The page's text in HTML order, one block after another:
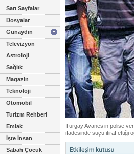
Sarı Sayfalar
Dosyalar
Günaydın
Televizyon
Astroloji
Sağlık
Magazin
Teknoloji
Otomobil
Turizm Rehberi
Emlak
İşte İnsan
Sabah Çocuk
Turgay Avanes’in polise
ifadesinde suçu itiraf ettiği